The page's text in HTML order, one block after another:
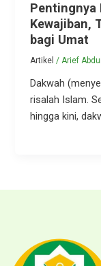
Pentingnya
Kewajiban,
bagi Umat
Artikel /Arief
Dakwah
risalah Islam.
hingga kini,